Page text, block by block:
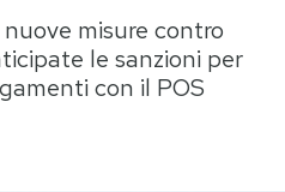
Media
Europa
misure contro
le sanzioni per
con il POS